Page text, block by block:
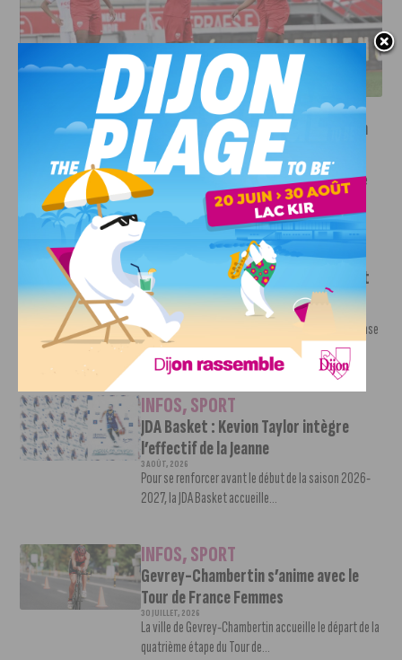
DFCO : UNE PRÉPARATION SEREINE AVANT LE GRAND
RETOUR EN LIGUE 2
INFOS,SPORT
Faire le tour de la Côte-d’Or à vélo en
trois jours : le défi de Victor Bosoni
5 AOÛT, 2026
Le challenge que s’apprête à relever l’ultra-cycliste
Victor Bosoni est simple : parcourir 571...
INFOS,SPORT
DFCO : une préparation sereine avant
le grand retour en Ligue 2
3 AOÛT, 2026
Contre l’AS Nancy Lorraine, le DFCO a achevé sa phase
de préparation par un...
INFOS,SPORT
JDA Basket : Kevion Taylor intègre
l’effectif de la Jeanne
3 AOÛT, 2026
Pour se renforcer avant le début de la saison 2026-
2027, la JDA Basket accueille...
INFOS,SPORT
Gevrey-Chambertin s’anime avec le
Tour de France Femmes
30 JUILLET, 2026
La ville de Gevrey-Chambertin accueille le départ de la
quatrième étape du Tour de...